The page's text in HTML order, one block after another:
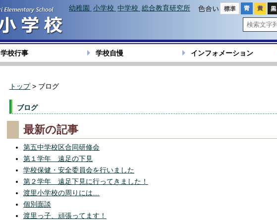
色合い
幼稚園 小学校 中学校 総合教育研究所
学校行事 学校自慢 インフォメーション
トップ> ブログ
ブログ
最新の記事
第五中学校区合同研修会
第１学年 遠足の下見
学校保健・安全委員会を行いました
第２学年 遠足下見に行ってきました！
渡里小学校の周りには…
個別面談
渡里っ子、頑張ってます！